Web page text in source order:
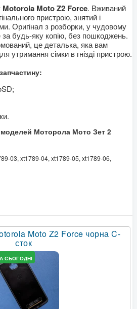
Motorola Moto Z2 Force. Вживаний
пристрою, знятий і
Оригінал з розборки, у чудовому
за будь-яку копію, без пошкоджень.
це деталька, яка вам
утримання сімки в гнізді пристрою.
Моторола Мото Зет 2
03, xt1789-04, xt1789-05, xt1789-06,
Moto Z2 Force чорна C-
сток
СЬОГОДНІ